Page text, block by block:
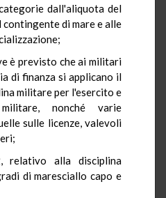
dall'aliquota del
di mare e alle
è previsto che ai militari
di finanza si applicano il
militare per l'esercito e
nonché varie
sulle licenze, valevoli
relativo alla disciplina
di maresciallo capo e